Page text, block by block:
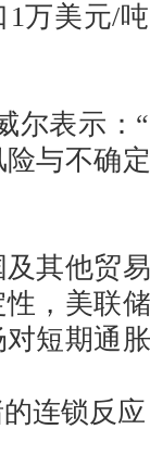
万美元/
表示：“
与不确
其他贸易
，美联
短期通
连锁反应